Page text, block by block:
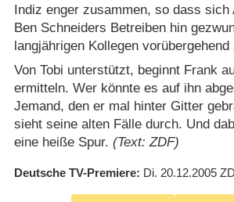
Indiz enger zusammen, so dass sich
Ben Schneiders Betreiben hin
langjährigen Kollegen
Von Tobi unterstützt, beginnt Frank
ermitteln. Wer könnte es auf ihn
Jemand, den er mal hinter Gitter
sieht seine alten Fälle durch. Und
eine heiße Spur. (Text: ZDF)
Deutsche TV-Premiere Di. 20.12.2005